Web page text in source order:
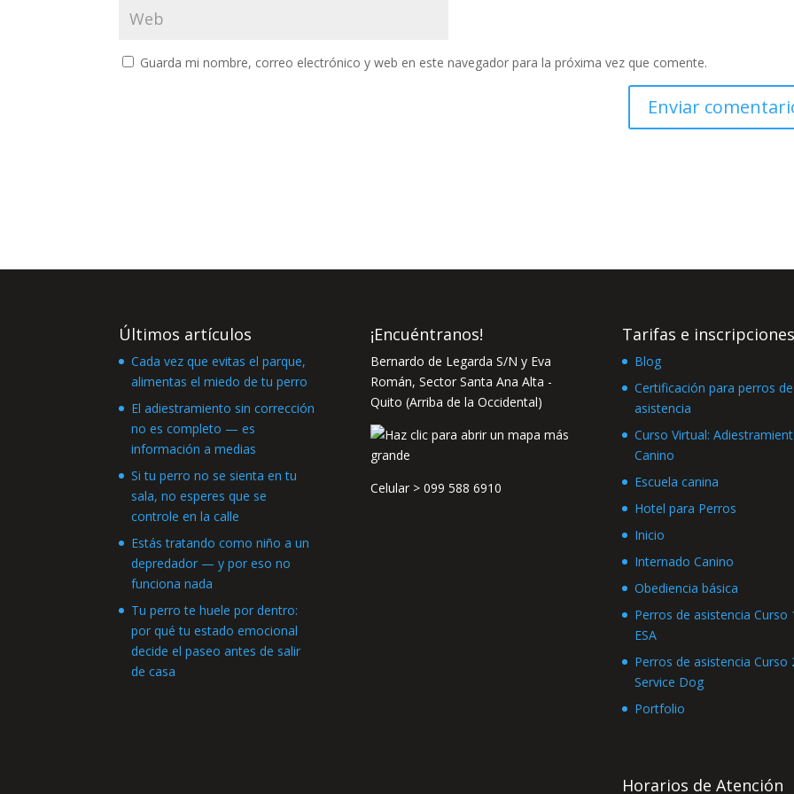
Guarda mi nombre, correo electrónico y web en este navegador para la próxima vez que comente.
Últimos artículos
Cada vez que evitas el parque,
alimentas el miedo de tu perro
El adiestramiento sin corrección
no es completo — es
información a medias
Si tu perro no se sienta en tu
sala, no esperes que se
controle en la calle
Estás tratando como niño a un
depredador — y por eso no
funciona nada
Tu perro te huele por dentro:
por qué tu estado emocional
decide el paseo antes de salir
de casa
¡Encuéntranos!
Bernardo de Legarda S/N y Eva
Román, Sector Santa Ana Alta -
Quito (Arriba de la Occidental)
Celular > 099 588 6910
Tarifas e inscripciones
Blog
Certificación para perros de
asistencia
Curso Virtual:
Canino
Escuela canina
Hotel para Perros
Inicio
Internado Canino
Obediencia básica
Perros de asistencia Curso
ESA
Perros de asistencia Curso
Service Dog
Portfolio
Horarios de Atención